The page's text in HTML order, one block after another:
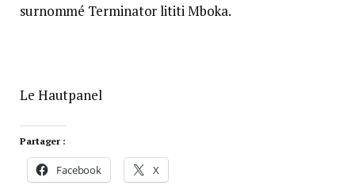
surnommé Terminator lititi Mboka.
Le Hautpanel
Partager :
Facebook X